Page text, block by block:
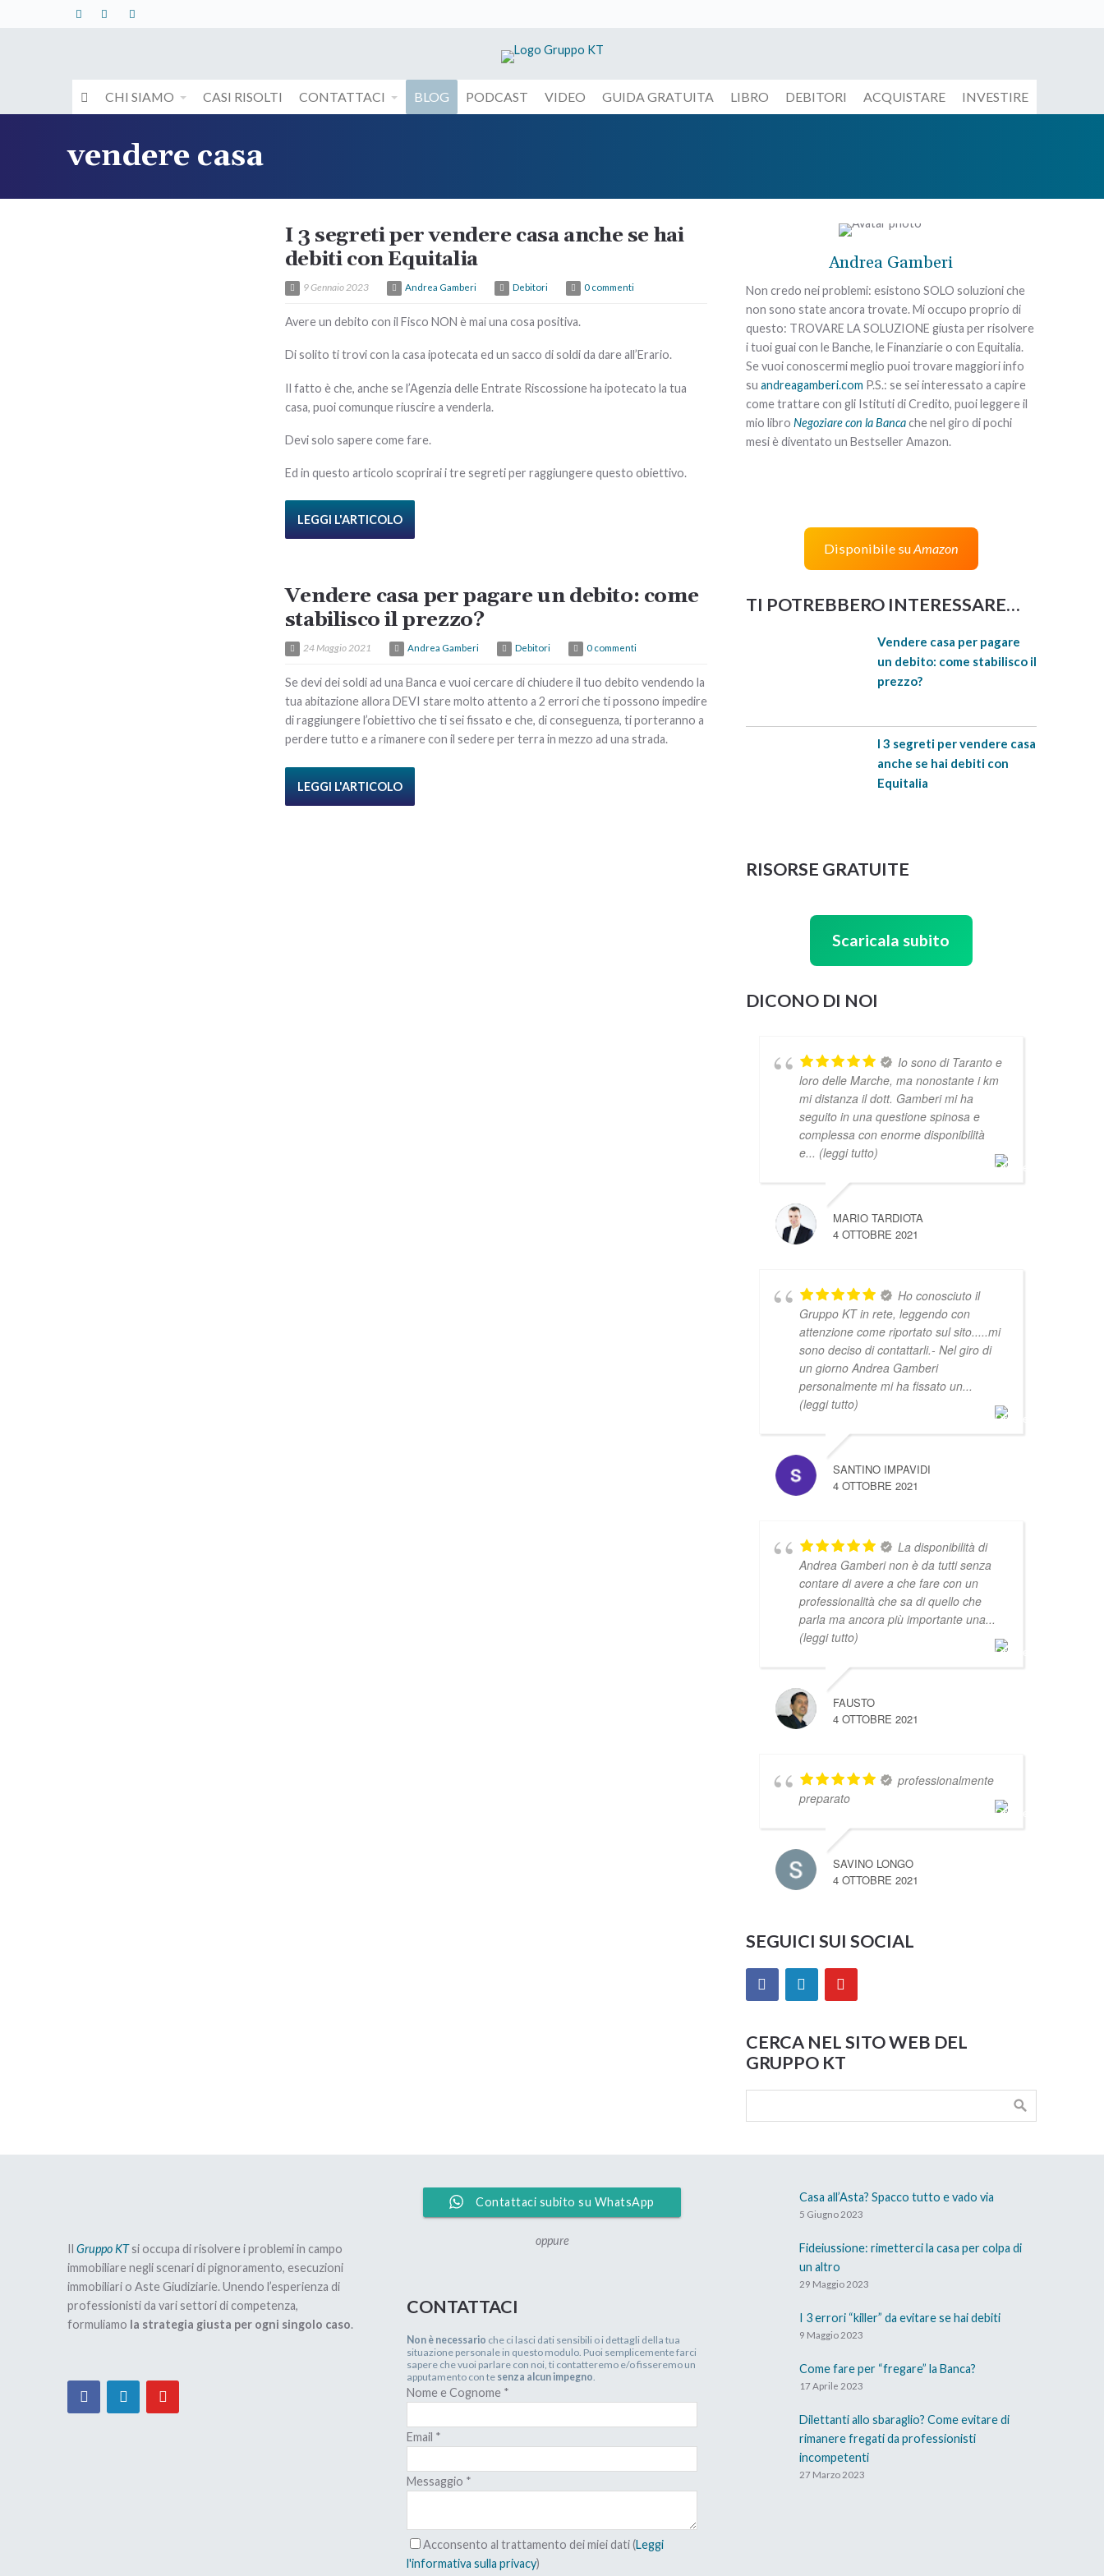
CHI SIAMO CASI RISOLTI CONTATTACI BLOG PODCAST VIDEO GUIDA GRATUITA LIBRO DEBITORI ACQUISTARE INVESTIRE
vendere casa
I 3 segreti per vendere casa anche se hai
debiti con Equitalia
9 Gennaio 2023 Andrea Gamberi Debitori 0 commenti
Avere un debito con il Fisco NON è mai una cosa positiva.
Di solito ti trovi con la casa ipotecata ed un sacco di soldi da dare all’Erario.
Il fatto è che, anche se l’Agenzia delle Entrate Riscossione ha ipotecato la tua
casa, puoi comunque riuscire a venderla.
Devi solo sapere come fare.
Ed in questo articolo scoprirai i tre segreti per raggiungere questo obiettivo.
LEGGI L'ARTICOLO
Vendere casa per pagare un debito: come
stabilisco il prezzo?
24 Maggio 2021 Andrea Gamberi Debitori 0 commenti
Se devi dei soldi ad una Banca e vuoi cercare di chiudere il tuo debito vendendo la
tua abitazione allora DEVI stare molto attento a 2 errori che ti possono impedire
di raggiungere l’obiettivo che ti sei fissato e che, di conseguenza, ti porteranno a
perdere tutto e a rimanere con il sedere per terra in mezzo ad una strada.
LEGGI L'ARTICOLO
Andrea Gamberi
Non credo nei problemi: esistono SOLO soluzioni che
non sono state ancora trovate. Mi occupo proprio di
questo: TROVARE LA SOLUZIONE giusta per risolvere
i tuoi guai con le Banche, le Finanziarie o con Equitalia.
Se vuoi conoscermi meglio puoi trovare maggiori info
su andreagamberi.com P.S.: se sei interessato a capire
come trattare con gli Istituti di Credito, puoi leggere il
mio libro Negoziare con la Bancache nel giro di pochi
mesi è diventato un Bestseller Amazon.
Disponibile suAmazon
TI POTREBBERO INTERESSARE…
Vendere casa per pagare
un debito: come stabilisco il
prezzo?
I 3 segreti per vendere casa
anche se hai debiti con
Equitalia
RISORSE GRATUITE
Scaricala subito
DICONO DI NOI
Io sono di Taranto e
loro delle Marche, ma nonostante i km
mi distanza il dott. Gamberi mi ha
seguito in una questione spinosa e
complessa con enorme disponibilità
e... (leggi tutto)
MARIO TARDIOTA
4 OTTOBRE 2021
Ho conosciuto il
Gruppo KT in rete, leggendo con
attenzione come riportato sul sito.....mi
sono deciso di contattarli.- Nel giro di
un giorno Andrea Gamberi
personalmente mi ha fissato un...
(leggi tutto)
SANTINO IMPAVIDI
4 OTTOBRE 2021
La disponibilità di
Andrea Gamberi non è da tutti senza
contare di avere a che fare con un
professionalità che sa di quello che
parla ma ancora più importante una...
(leggi tutto)
FAUSTO
4 OTTOBRE 2021
professionalmente
preparato
SAVINO LONGO
4 OTTOBRE 2021
SEGUICI SUI SOCIAL
CERCA NEL SITO WEB DEL
GRUPPO KT
Il Gruppo KTsi occupa di risolvere i problemi in campo
immobiliare negli scenari di pignoramento, esecuzioni
immobiliari o Aste Giudiziarie. Unendo l’esperienza di
professionisti da vari settori di competenza,
formuliamo la strategia giusta per ogni singolo caso.
Contattaci subito su WhatsApp
oppure
CONTATTACI
Non è necessario che ci lasci dati sensibili o i dettagli della tua
situazione personale in questo modulo. Puoi semplicemente farci
sapere che vuoi parlare con noi, ti contatteremo e/o fisseremo un
apputamento con te senza alcun impegno.
Nome e Cognome *
Email *
Messaggio *
Acconsento al trattamento dei miei dati (Leggi
l'informativa sulla privacy)
Casa all’Asta? Spacco tutto e vado via
5 Giugno 2023
Fideiussione: rimetterci la casa per colpa di
un altro
29 Maggio 2023
I 3 errori “killer” da evitare se hai debiti
9 Maggio 2023
Come fare per “fregare” la Banca?
17 Aprile 2023
Dilettanti allo sbaraglio? Come evitare di
rimanere fregati da professionisti
incompetenti
27 Marzo 2023